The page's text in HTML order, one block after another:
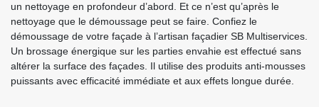
un nettoyage en profondeur d’abord. Et ce n’est qu’après le
nettoyage que le démoussage peut se faire. Confiez le
démoussage de votre façade à l’artisan façadier SB Multiservices.
Un brossage énergique sur les parties envahie est effectué sans
altérer la surface des façades. Il utilise des produits anti-mousses
puissants avec efficacité immédiate et aux effets longue durée.